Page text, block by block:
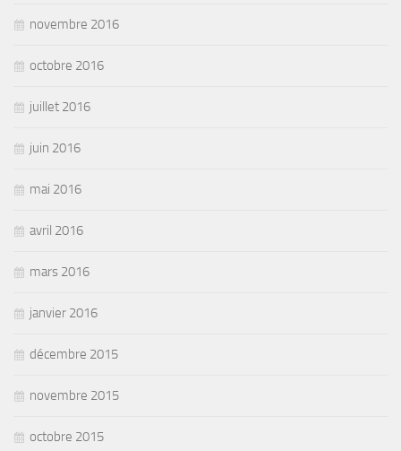
novembre 2016
octobre 2016
juillet 2016
juin 2016
mai 2016
avril 2016
mars 2016
janvier 2016
décembre 2015
novembre 2015
octobre 2015